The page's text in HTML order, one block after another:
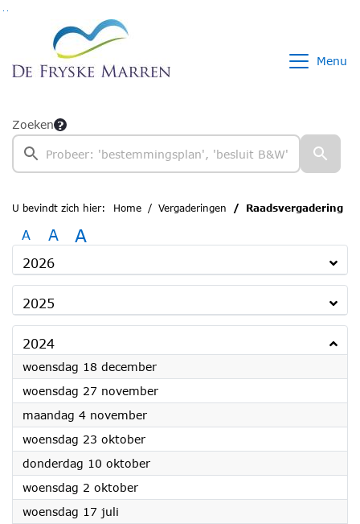
Ga naar de inhoud van deze pagina
Menu
Zoeken
U bevindt zich hier: Home Vergaderingen Raadsvergadering
A A A
2026
2025
2024
woensdag 18 december2024
woensdag 27 november2024
maandag 4 november2024
woensdag 23 oktober2024
donderdag 10 oktober2024
woensdag 2 oktober2024
woensdag 17 juli